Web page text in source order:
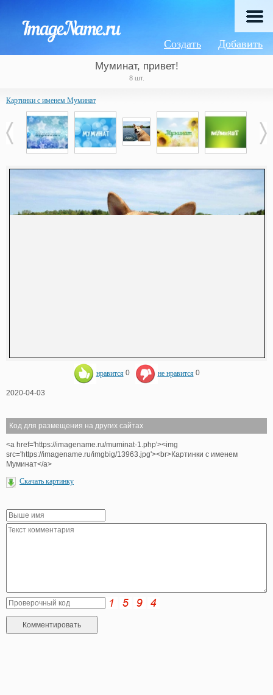
Добавить
Создать
Муминат, привет!
8 шт.
Картинки с именем Муминат
нравится 0 не нравится 0
2020-04-03
Код для размещения на других сайтах
<a href='https://imagename.ru/muminat-1.php'><img
src='https://imagename.ru/imgbig/13963.jpg'><br>Картинки с именем
Муминат</a>
Скачать картинку